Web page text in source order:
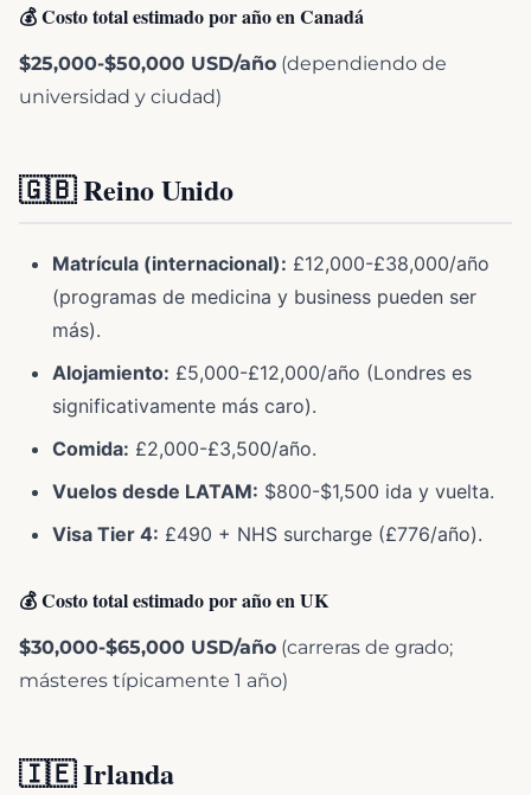
💰 Costo total estimado por año en Canadá
$25,000-$50,000 USD/año (dependiendo de
universidad y ciudad)
🇬🇧 Reino Unido
Matrícula (internacional): £12,000-£38,000/año
(programas de medicina y business pueden ser
más).
Alojamiento: £5,000-£12,000/año (Londres es
significativamente más caro).
Comida: £2,000-£3,500/año.
Vuelos desde LATAM: $800-$1,500 ida y vuelta.
Visa Tier 4: £490 + NHS surcharge (£776/año).
💰 Costo total estimado por año en UK
$30,000-$65,000 USD/año (carreras de grado;
másteres típicamente 1 año)
🇮🇪 Irlanda